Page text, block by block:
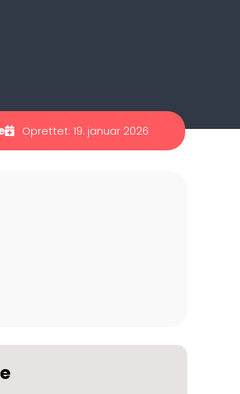
Oprettet: 19. januar 2026